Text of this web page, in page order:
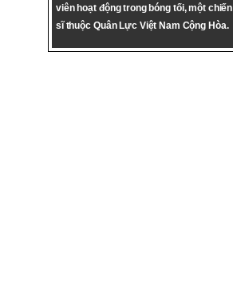
viên hoạt động trong bóng tối, một chiến
sĩ thuộc Quân Lực Việt Nam Cộng Hòa.